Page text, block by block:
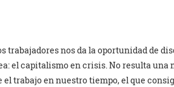
trabajadores nos da la oportunidad de
el capitalismo en crisis. No resulta una
trabajo en nuestro tiempo, el que